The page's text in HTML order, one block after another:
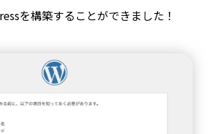
を構築することができました！